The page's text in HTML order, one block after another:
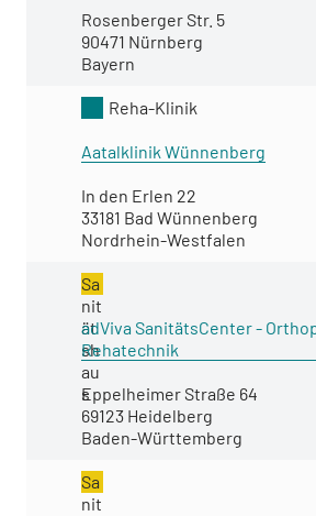
Rosenberger Str. 5
90471 Nürnberg
Bayern
Reha-Klinik
Aatalklinik Wünnenberg
In den Erlen 22
33181 Bad Wünnenberg
Nordrhein-Westfalen
Sa
nit
ät
sh
au
s
adViva SanitätsCenter -
Rehatechnik
Eppelheimer Straße 64
69123 Heidelberg
Baden-Württemberg
Sa
nit